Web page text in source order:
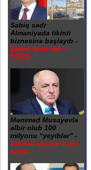
Sabiq sədr
Almaniyada tikinti
biznesinə başlayıb -
Şərikli bina tikir +
FOTO
Məmməd Musayevlə
əlbir olub 100
milyonu “yeyiblər” -
Vəzifəli şəxslər həbs
edildi